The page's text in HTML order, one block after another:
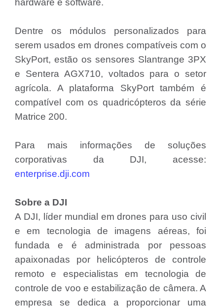
hardware e software.
Dentre os módulos personalizados para
serem usados em drones compatíveis com o
SkyPort, estão os sensores Slantrange 3PX
e Sentera AGX710, voltados para o setor
agrícola. A plataforma SkyPort também é
compatível com os quadricópteros da série
Matrice 200.
Para mais informações de soluções
corporativas da DJI, acesse:
enterprise.dji.com
Sobre a DJI
A DJI, líder mundial em drones para uso civil
e em tecnologia de imagens aéreas, foi
fundada e é administrada por pessoas
apaixonadas por helicópteros de controle
remoto e especialistas em tecnologia de
controle de voo e estabilização de câmera. A
empresa se dedica a proporcionar uma